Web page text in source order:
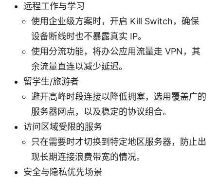
远程工作与学习
使用企业级方案时，开启 Kill Switch，确保
设备断线时也不暴露真实 IP。
使用分流功能，将办公应用流量走 VPN，其
余流量直连以减少延迟。
留学生/旅游者
避开高峰时段连接以降低拥塞，选用覆盖广的
服务器网点，以及稳定的协议组合。
访问区域受限的服务
只在需要时才切换到特定地区服务器，防止出
现长期连接浪费带宽的情况。
安全与隐私优先场景